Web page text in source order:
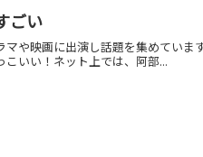
ごい
や映画に出演し話題を集めていま
いい！ネット上では、阿部...